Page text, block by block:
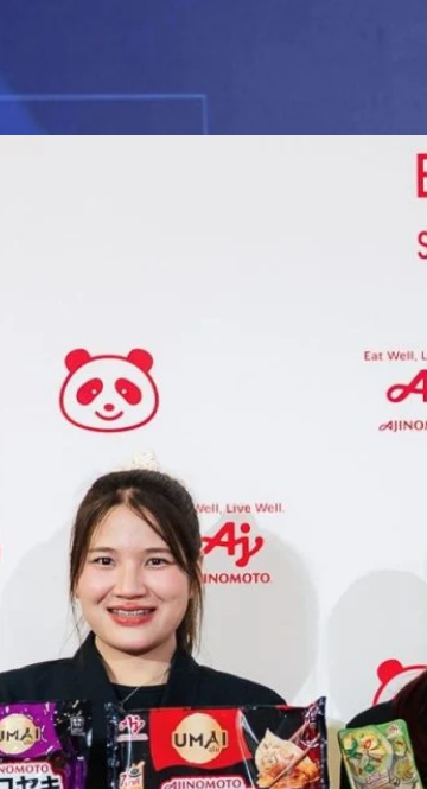
น The Heartbeat by “AminoScience” ร่วมเปิดเผย
ฑ์ที่ขับเคลื่อนด้วยเทคโนโลยีทางอาหาร และข้อมูลพฤติกรรม
& Wellness ในประเทศไทย ซึ่งมีมูลค่ามากกว่า 1.5 ล้านล้าน
ลรวมในประเทศ (GDP) กลุ่มธุรกิจเทคโนโลยีและองค์
ายหลักNutrition & Well-beingAminoScience (การใช้